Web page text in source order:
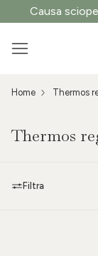
Causa
Home Thermos
Thermos
Filtra